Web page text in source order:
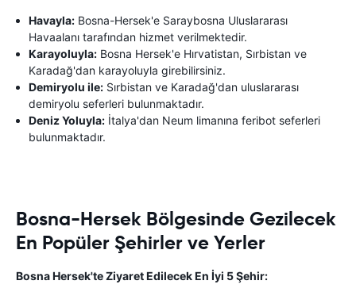
Havayla: Bosna-Hersek'e Saraybosna Uluslararası
Havaalanı tarafından hizmet verilmektedir.
Karayoluyla: Bosna Hersek'e Hırvatistan, Sırbistan ve
Karadağ'dan karayoluyla girebilirsiniz.
Demiryolu ile: Sırbistan ve Karadağ'dan uluslararası
demiryolu seferleri bulunmaktadır.
Deniz Yoluyla: İtalya'dan Neum limanına feribot seferleri
bulunmaktadır.
Bosna-Hersek Bölgesinde Gezilecek
En Popüler Şehirler ve Yerler
Bosna Hersek'te Ziyaret Edilecek En İyi 5 Şehir: